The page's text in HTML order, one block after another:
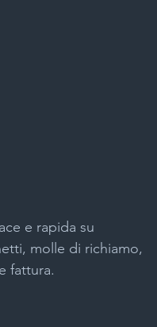
e rapida su
molle di richiamo,
fattura.